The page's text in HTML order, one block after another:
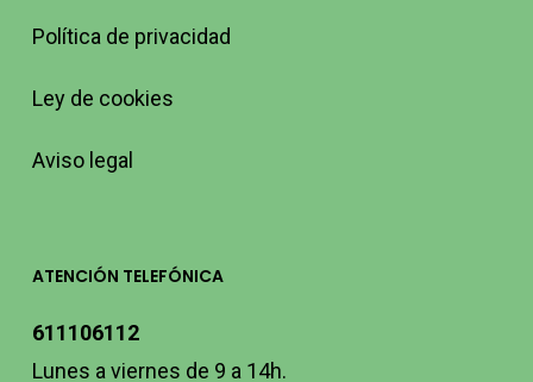
Política de privacidad
Ley de cookies
Aviso legal
ATENCIÓN TELEFÓNICA
611106112
Lunes a viernes de 9 a 14h.